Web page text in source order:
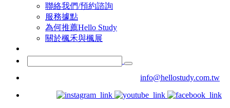
聯絡我們/預約諮詢
服務據點
為何推薦Hello Study
關於楓禾與楓展
info@hellostudy.com.tw